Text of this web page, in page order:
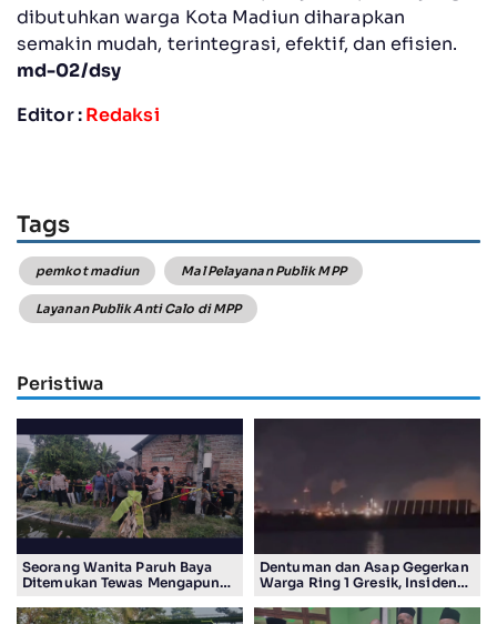
dibutuhkan warga Kota Madiun diharapkan
semakin mudah, terintegrasi, efektif, dan efisien.
md-02/dsy
Editor :Redaksi
Tags
pemkot madiun Mal Pelayanan Publik MPP
Layanan Publik Anti Calo di MPP
Peristiwa
Seorang Wanita Paruh Baya
Ditemukan Tewas Mengapung
Dentuman dan Asap Gegerkan
Warga Ring 1 Gresik, Insiden
Smelting